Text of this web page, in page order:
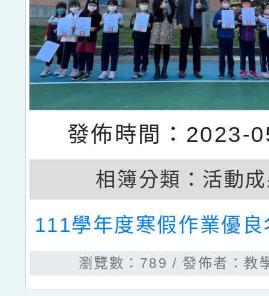
發佈時間：2023-
相簿分類： 活動
111學年度寒假作業優
瀏覽數：789 發佈者：教